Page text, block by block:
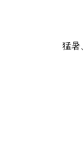
猛暑